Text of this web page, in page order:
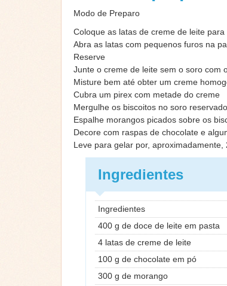
Modo de Preparo
Coloque as latas de creme de leite
Abra as latas com pequenos furos na
Reserve
Junte o creme de leite sem o soro com
Misture bem até obter um creme
Cubra um pirex com metade do creme
Mergulhe os biscoitos no soro
Espalhe morangos picados sobre os
Decore com raspas de chocolate e
Leve para gelar por, aproximadamente,
Ingredientes
Ingredientes
400 g de doce de leite em pasta
4 latas de creme de leite
100 g de chocolate em pó
300 g de morango